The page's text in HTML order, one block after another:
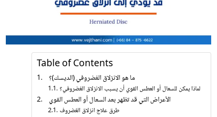
Table of Contents
ما هو الانزلاق الغضروفي (الديسك)؟
لماذا يمكن للسعال أو العطس القوي أن يسبب الانزلاق الغضروفي؟
الأعراض التي قد تظهر بعد السعال أو العطس القوي
طرق علاج انزلاق الغضروف